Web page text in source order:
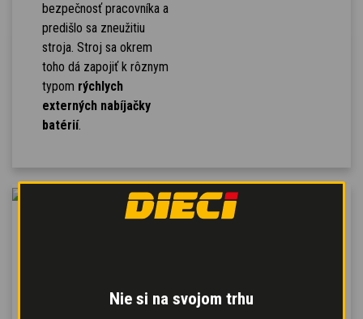
Nie si na svojom trhu
bezpečnosť pracovníka a
predišlo sa zneužitiu
stroja. Stroj sa okrem
toho dá zapojiť k rôznym
typom rýchlych
externých nabíjačky
batérií.
ktorý poskytuje obraz s
úrovňou detailov a hĺbkou